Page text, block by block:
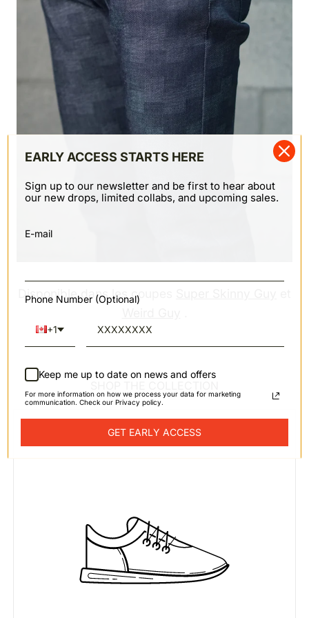
Disponible dans les coupes
EARLY ACCESS STARTS HERE
Sign up to our newsletter and be first to hear about
our new drops, limited collabs, and upcoming sales.
E-mail
Phone Number (Optional)
+1
Keep me up to date on news and offers
For more information on how we process your data for marketing
communication. Check our Privacy policy.
GET EARLY ACCESS